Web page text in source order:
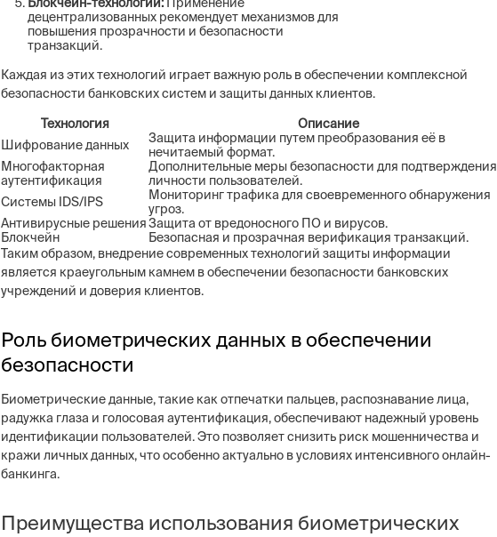
децентрализованных рекомендует механизмов для
повышения прозрачности и безопасности
транзакций.
Каждая из этих технологий играет важную роль в обеспечении комплексной
безопасности банковских систем и защиты данных клиентов.
Технология
Описание
Шифрование данных
Защита информации путем преобразования её в
нечитаемый формат.
Многофакторная
аутентификация
Дополнительные меры безопасности для подтверждения
личности пользователей.
Системы IDS/IPS
Мониторинг трафика для своевременного обнаружения
угроз.
Антивирусные решенияЗащита от вредоносного ПО и вирусов.
Блокчейн
Безопасная и прозрачная верификация транзакций.
Таким образом, внедрение современных технологий защиты информации
является краеугольным камнем в обеспечении безопасности банковских
учреждений и доверия клиентов.
Роль биометрических данных в обеспечении
безопасности
Биометрические данные, такие как отпечатки пальцев, распознавание лица,
радужка глаза и голосовая аутентификация, обеспечивают надежный уровень
идентификации пользователей. Это позволяет снизить риск мошенничества и
кражи личных данных, что особенно актуально в условиях интенсивного онлайн-
банкинга.
Преимущества использования биометрических